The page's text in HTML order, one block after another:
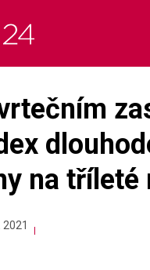
na tříleté
2021